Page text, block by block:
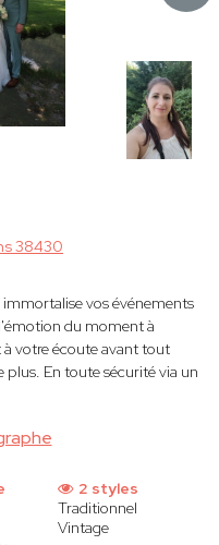
38430
vos événements
du moment à
à votre écoute avant tout
plus. En toute sécurité via un
2 styles
Traditionnel
Vintage